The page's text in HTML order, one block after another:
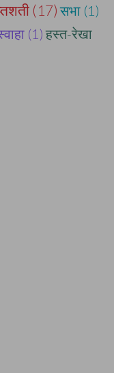
(17) सभा (1)
(1) हस्त-रेखा